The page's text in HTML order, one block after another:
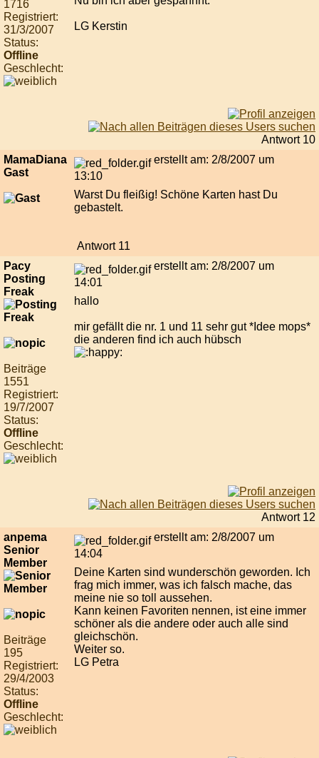
1716
Registriert:
31/3/2007
Status:
Offline
Geschlecht:
LG Kerstin
Antwort 10
MamaDiana
Gast
erstellt am: 2/8/2007 um
13:10
Warst Du fleißig! Schöne Karten hast Du
gebastelt.
Antwort 11
Pacy
Posting
Freak
Beiträge
1551
Registriert:
19/7/2007
Status:
Offline
Geschlecht:
erstellt am: 2/8/2007 um
14:01
hallo
mir gefällt die nr. 1 und 11 sehr gut *Idee mops*
die anderen find ich auch hübsch
Antwort 12
anpema
Senior
Member
Beiträge
195
Registriert:
29/4/2003
Status:
Offline
Geschlecht:
erstellt am: 2/8/2007 um
14:04
Deine Karten sind wunderschön geworden. Ich
frag mich immer, was ich falsch mache, das
meine nie so toll aussehen.
Kann keinen Favoriten nennen, ist eine immer
schöner als die andere oder auch alle sind
gleichschön.
Weiter so.
LG Petra